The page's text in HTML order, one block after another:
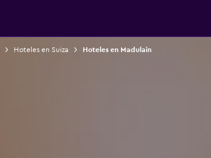
Hoteles en Suiza Hoteles en Madulain